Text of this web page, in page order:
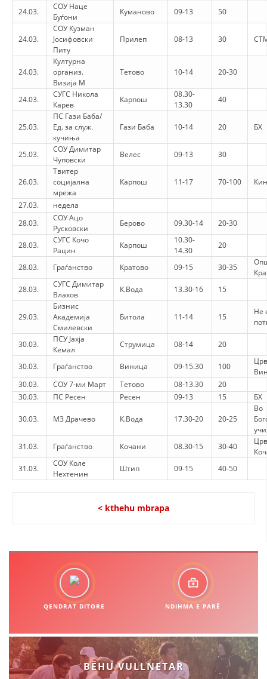
24.03.
СОУ Наце
Буѓони
Куманово 09-13 50
24.03.
СОУ Кузман
Јосифовски
Питу
Прилеп 08-13 30
24.03.
Културна
организ.
Визија М
Тетово 10-14 20-30
24.03.
СУГС Никола
Карев
Карпош
08.30-
13.30
40
25.03.
ПС Гази Баба/
Ед. за служ.
кучиња
Гази Баба 10-14 20 БХ
25.03.
СОУ Димитар
Чуповски
Велес 09-13 30
26.03.
Твитер
социјална
мрежа
Карпош 11-17 70-100
27.03.
недела
28.03.
СОУ Ацо
Русковски
Берово 09.30-14 20-30
28.03.
СУГС Кочо
Рацин
Карпош
10.30-
14.30
20
28.03. Граѓанство Кратово 09-15 30-35
28.03.
СУГС Димитар
Влахов
К.Вода 13.30-16 15
29.03.
Бизнис
Академија
Смилевски
Битола 11-14 15
Не
30.03.
ПСУ Јахја
Кемал
Струмица 08-14 20
30.03. Граѓанство Виница 09-15.30 100
30.03.
СОУ 7-ми Март Тетово 08-13.30
20
30.03.
ПС Ресен Ресен 09-13 15 БХ
30.03. МЗ Драчево К.Вода 17.30-20 20-25
Во
31.03.
Граѓанство Кочани 08.30-15 30-40
31.03.
СОУ Коле
Нехтенин
Штип 09-15 40-50
< kthehu mbrapa
QENDRAT DITORE NDIHMA E PARË
BËHU VULLNETAR